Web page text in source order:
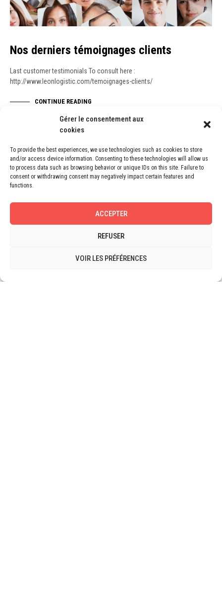
Gérer le consentement aux
cookies
To provide the best experiences, we use technologies such as cookies to store
and/or access device information. Consenting to these technologies will allow us
to process data such as browsing behavior or unique IDs on this site. Failure to
consent or withdrawing consent may negatively impact certain features and
functions.
ACCEPTER
REFUSER
VOIR LES PRÉFÉRENCES
Nos derniers témoignages clients
Last customer testimonials To consult here :
http://www.leonlogistic.com/temoignages-clients/
CONTINUE READING